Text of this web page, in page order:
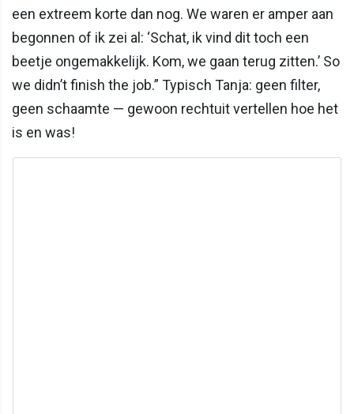
een extreem korte dan nog. We waren er amper aan
begonnen of ik zei al: ‘Schat, ik vind dit toch een
beetje ongemakkelijk. Kom, we gaan terug zitten.’ So
we didn’t finish the job.” Typisch Tanja: geen filter,
geen schaamte — gewoon rechtuit vertellen hoe het
is en was!